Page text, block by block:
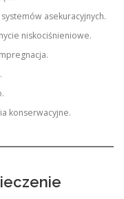
asekuracyjnych.
niskociśnieniowe.
konserwacyjne.